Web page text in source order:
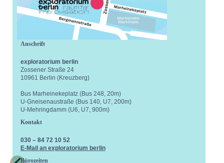
Anschrift
exploratorium berlin
Zossener Straße 24
10961 Berlin (Kreuzberg)
Bus Marheinekeplatz (Bus 248, 20m)
U-Gneisenaustraße (Bus 140, U7, 200m)
U-Mehringdamm (U6, U7, 900m)
Kontakt
030 – 84 72 10 52
E-Mail an exploratorium berlin
Bürozeiten